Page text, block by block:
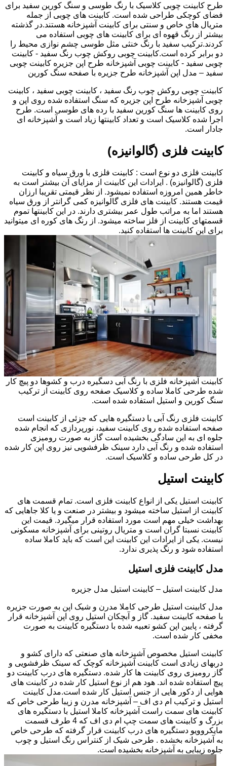
طرح کابینت چوبی کلاسیک با رنگ طوسی و سنگ کورین سفید برای
فضای کوچکی طراحی شده است. کابینت های چوبی از جمله
متریال های خاص و سنتی برای کابینت آشپزخانه هستند.در گذشته
بیشتر از رنگ قهوه ای برای کابینت های چوبی استفاده می
کردند.ترکیب سفید با رنگ خنثی مثل طوسی چشم نوازی محیط را
دو برابر کرده است.کابینت چوبی روکش چوب رنگ سفید - کابینت
چوبی سفید - کابینت چوبی آشپزخانه طرح اپن جزیره کابینت چوبی
سفید – مدل اپن آشپزخانه طرح جزیره با صفحه سنگ کورین
کابینت چوبی روکش چوب رنگ سفید ، کابینت چوبی سفید ، کابینت
چوبی آشپزخانه طرح اپن جزیره که سنگ استفاده شده روی اپن و
روی کابینت ها سنگ کورین سفید با رده های طوسی است. طرح
اجرا شده کلاسیک است و تعداد کابینتها زیاد است و آشپزخانه ای
جادار است.
کابینت فلزی (گالوانیزه)
کابینت فلزی دو نوع است : کابینت فلزی با ورق سیاه و کابینت
فلزی (گالوانیزه) . ایرادات این کابینت از مزایای آن بیشتر است به
خاطر همین امروزه استفاده نمیشود. از نظر قیمتی تقریبا ارزان
قیمت هستند. کابینت های فلزی گالوانیزه کمی گرانتر از ورق سیاه
هستند اما به مراتب طول عمر بیشتری دارند. در این کابینتها تموم
قسمتهای کابینت از فلز ساخته میشود. از رنگ های کوره ای میتوانید
برای این کابینت ها استفاده کنید.
کابینت آشپزخانه فلزی با رنگ آبی دسگیره درب و کشوها دو پیچ کار
شده طرحی کاملا ساده و کلاسیک صفحه روی کابینت از ترکیب
سنگ کورین و استیل استفاده شده است.
کابینت فلزی رنگ آبی با دستگیره هایی که جزئی از کابینت است
صفحه استفاده شده روی کابینت سفید، نورپردازی که انجام شده
جلوه ای به این سادگی بخشیده است گاز به صورت رومیزی
استفاده شده و رنگ آبی دارد سینک ظرفشویی نیز روی اپن کار شده
در کل طرحی ساده و کلاسیک است.
کابینت استیل
کابینت استیل یکی از انواع کابینت فلزی است. تمام قسمت های
کابینت از استیل ساخته میشود و بیشتر در صنعت و یا کلا جاهایی که
بهداشت خیلی مهم است مورد استفاده قرار میگیرد. قیمت این
کابینت نسبتا گران است و متریال روتینی برای آشپزخانه مسکونی
نیست. یکی از ایرادات این کابینت این است که باید کاملا ساده
استفاده شود و رنگ پذیری ندارد.
مدل کابینت فلزی استیل
مدل کابینت استیل – کابینت استیل مدل جزیره
مدل کابینت استیل طرحی کاملا مدرن و شیک اپن به صورت جزیره
با صفحه کابینت سفید. گاز و آبچکان استیل روی اپن آشپزخانه قرار
گرفته ، پایین اپن کشو تعبیه شده با دستگیره کابینت به صورت
مخفی کار شده است.
کابینت استیل مخصوص آشپزخانه های صنعتی که دارای کشو و
دربهای زیادی است کابینت آشپزخانه کوچک که سینک ظرفشویی و
گاز رومیزی روی کابینت ها کار شده. دستگیره های درب کابینت دو
پیچ استفاده شده اند. هود هم از نوع استیل کار شده در کابینت های
هوایی از دکور هایی از جنس استیل کار شده است.مدل کابینت
استیل و ترکیب ام دی اف – آشپزخانه مدرن و زیبا طرحی خاص که
کابینت های سمت راست آشپزخانه کاملا استیل با دستگیره های
بزرگ و کابینت های سمت چپ ام دی اف که 4 طرف قسمت
مایکروویو دستگیره های درب کابینت قرار گرفته که طرحی خاص
به آشپزخانه بخشده . طرحی شیک از کنتراس رنگ استیل و چوب
جلوه زیبایی به آشپزخانه بخشیده است.